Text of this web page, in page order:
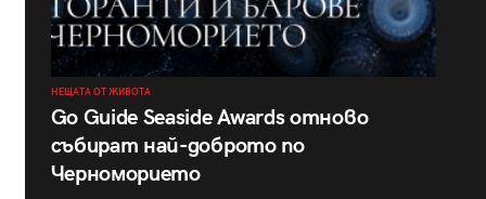
НЕЩАТА ОТ ЖИВОТА
Go Guide Seaside Awards отново
събират най-доброто по
Черноморието